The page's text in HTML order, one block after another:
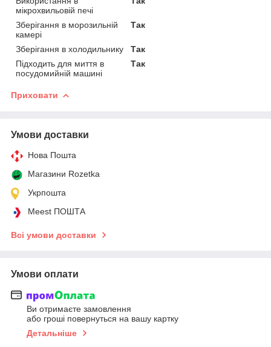
мікрохвильовій печі
Зберігання в морозильній
камері
Так
Зберігання в холодильнику
Так
Підходить для миття в
посудомийній машині
Так
Приховати
Умови доставки
Нова Пошта
Магазини Rozetka
Укрпошта
Meest ПОШТА
Всі умови доставки
Умови оплати
Ви отримаєте замовлення
або гроші повернуться на вашу картку
Детальніше